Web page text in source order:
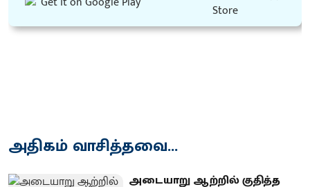
அதிகம் வாசித்தவை...
அடையாறு ஆற்றில் குதித்த